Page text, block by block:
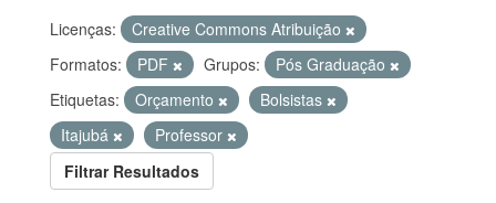
Licenças:
Creative Commons Atribuição
Formatos:
PDF Grupos:
Pós Graduação
Etiquetas:
Orçamento
Bolsistas
Itajubá
Professor
Filtrar Resultados